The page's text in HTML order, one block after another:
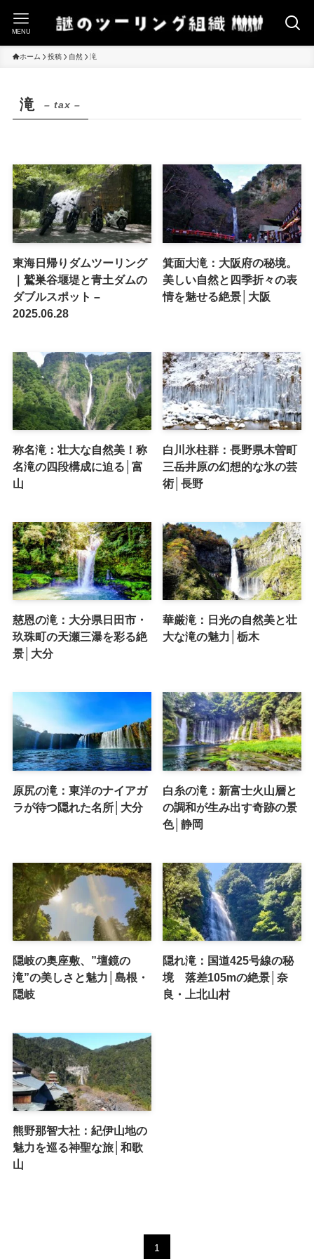
MENU
ホーム 投稿 自然 滝
滝 – tax –
東海日帰りダムツーリング
｜鷲巣谷堰堤と青土ダムの
ダブルスポット –
2025.06.28
箕面大滝：大阪府の秘境。
美しい自然と四季折々の表
情を魅せる絶景│大阪
称名滝：壮大な自然美！称
名滝の四段構成に迫る│富
山
白川氷柱群：長野県木曽町
三岳井原の幻想的な氷の芸
術│長野
慈恩の滝：大分県日田市・
玖珠町の天瀬三瀑を彩る絶
景│大分
華厳滝：日光の自然美と壮
大な滝の魅力│栃木
原尻の滝：東洋のナイアガ
ラが待つ隠れた名所│大分
白糸の滝：新富士火山層と
の調和が生み出す奇跡の景
色│静岡
隠岐の奥座敷、”壇鏡の
滝”の美しさと魅力│島根・
隠岐
隠れ滝：国道425号線の秘
境 落差105mの絶景│奈
良・上北山村
熊野那智大社：紀伊山地の
魅力を巡る神聖な旅│和歌
山
1